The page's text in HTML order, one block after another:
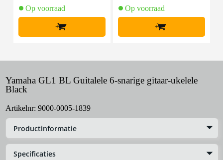
Op voorraad
+
Op voorraad
+
Yamaha GL1 BL Guitalele 6-snarige gitaar-ukelele
Black
Artikelnr: 9000-0005-1839
Productinformatie
Specificaties